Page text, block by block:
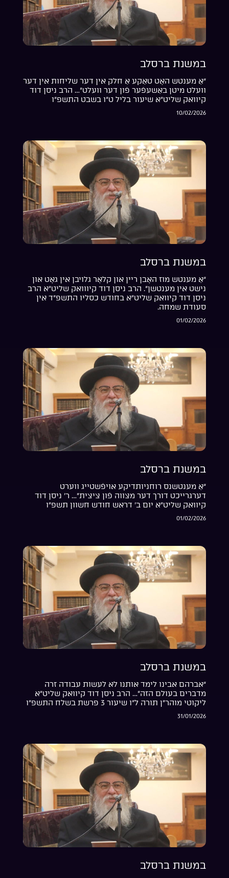
במשנת ברסלב
“אַ מענטש האָט טאַקע אַ חלק אין דער שליחות אין דער
וועלט מיטן באַשעפֿער פֿון דער וועלט”… הרב ניסן דוד
קיוואק שליט”א שיעור בליל ט”ו בשבט התשפ”ו
10/02/2026
במשנת ברסלב
“אַ מענטש מוז האָבן ריין און קלאָר גלויבן אין גאָט און
נישט אין מענטשן”. הרב ניסן דוד קיווואק שליט”א הרב
ניסן דוד קיוואק שליט”א בחודש כסליו התשפ”ד אין
סעודת שמחה.
01/02/2026
במשנת ברסלב
“אַ מענטשנס רוחניותדיקע אויפֿשטייג ווערט
דערגרייכט דורך דער מצווה פֿון ציצית”… ר’ ניסן דוד
קיוואק שליט”א יום ב’ דראש חודש חשוון תשפ”ו
01/02/2026
במשנת ברסלב
“אברהם אבינו לימד אותנו לא לעשות עבודה זרה
מדברים בעולם הזה”… הרב ניסן דוד קיוואק שליט”א
ליקוטי מוהר”ן תורה ל”ו שיעור 3 פרשת בשלח התשפ”ו
31/01/2026
במשנת ברסלב